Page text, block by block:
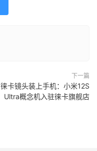
下一篇
徕卡镜头装上手机：小米12S
Ultra概念机入驻徕卡旗舰店